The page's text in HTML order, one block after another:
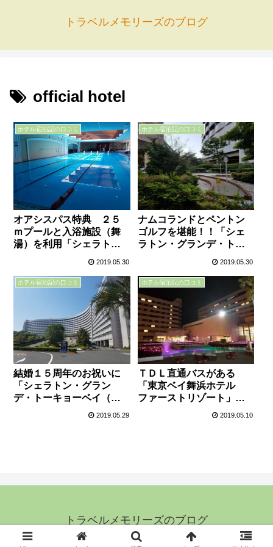
トラベルメモリーズのブログ
official hotel
ホテル宿泊記の口コミ
オアシスパス特典 ２５
ｍプールと入浴施設（舞
湯）を利用「シェラト
2019.05.30
ホテル宿泊記の口コミ
ナムコランドとペントン
ゴルフを堪能！！「シェ
ラトン・グランデ・トー
2019.05.30
ホテル宿泊記の口コミ
結婚１５周年のお祝いに
「シェラトン・グラン
デ・トーキョーベイ（シ
ェラトンクラブルー
2019.05.29
ホテル宿泊記の口コミ
ＴＤＬ直通バスがある
「東京ベイ舞浜ホテル
ファーストリゾート」
（旧サンルートプラザ東
2019.05.10
トラベルメモリーズのブログ
© 2019 トラベルメモリーズのブログ.